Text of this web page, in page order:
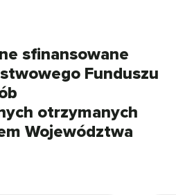
sfinansowane
Funduszu
otrzymanych
Województwa